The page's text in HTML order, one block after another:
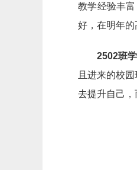
教学经验丰
好，在明年的
2502班
且进来的校
去提升自己，